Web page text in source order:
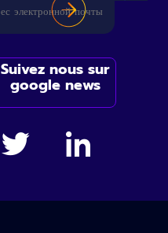
Suivez nous sur
google news